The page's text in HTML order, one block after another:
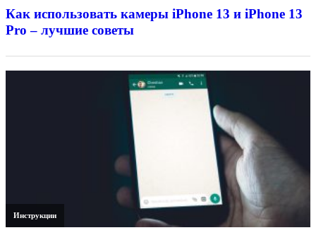
Как использовать камеры iPhone 13 и iPhone 13
Pro – лучшие советы
Инструкции